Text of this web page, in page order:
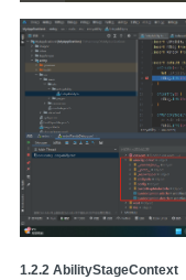
️1.2.2 AbilityStageContext